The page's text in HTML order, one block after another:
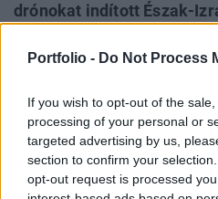
Portfolio - Do Not Process
If you wish to opt-out of the
processing of your personal or
targeted advertising by us,
section to confirm your
opt-out request is processed
drónokat indított Észak-
az elmúlt napokban még
körvonalazódott, amely a
feszültségek enyhülését
Az izraeli kormány vasárnapi
légicsapásokat Benjámin